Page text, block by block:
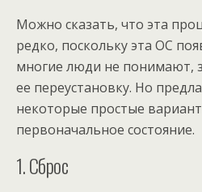
Можно сказать, что эта
редко, поскольку эта ОС
многие люди не понимают,
ее переустановку. Но
некоторые простые
первоначальное состояние.
1. Сброс